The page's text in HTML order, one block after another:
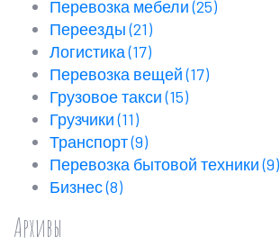
Перевозка мебели(25)
Переезды(21)
Логистика(17)
Перевозка вещей(17)
Грузовое такси(15)
Грузчики(11)
Транспорт(9)
Перевозка бытовой техники(9)
Бизнес(8)
Архивы